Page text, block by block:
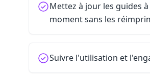
Mettez à jour les guides
moment sans les
Suivre l'utilisation et